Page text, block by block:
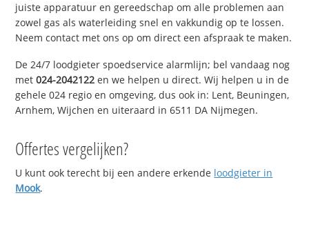
juiste apparatuur en gereedschap om alle problemen aan
zowel gas als waterleiding snel en vakkundig op te lossen.
Neem contact met ons op om direct een afspraak te maken.
De 24/7 loodgieter spoedservice alarmlijn; bel vandaag nog
met024-2042122 en we helpen u direct. Wij helpen u in de
gehele 024 regio en omgeving, dus ook in: Lent, Beuningen,
Arnhem, Wijchen en uiteraard in 6511 DA Nijmegen.
Offertes vergelijken?
U kunt ook terecht bij een andere erkende loodgieter in
Mook.